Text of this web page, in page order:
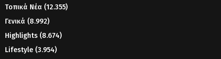
Τοπικά Νέα (12.355)
Γενικά (8.992)
Highlights (8.674)
Lifestyle (3.954)